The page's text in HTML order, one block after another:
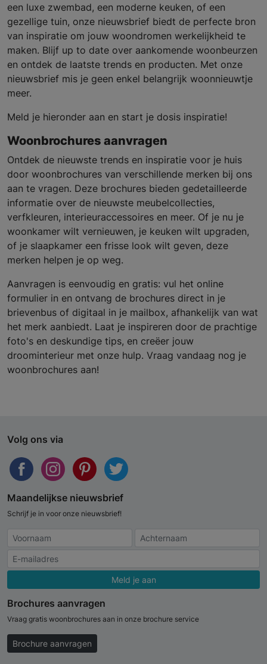
een luxe zwembad, een moderne keuken, of een
gezellige tuin, onze nieuwsbrief biedt de perfecte bron
van inspiratie om jouw woondromen werkelijkheid te
maken. Blijf up to date over aankomende woonbeurzen
en ontdek de laatste trends en producten. Met onze
nieuwsbrief mis je geen enkel belangrijk woonnieuwtje
meer.
Meld je hieronder aan en start je dosis inspiratie!
Woonbrochures aanvragen
Ontdek de nieuwste trends en inspiratie voor je huis
door woonbrochures van verschillende merken bij ons
aan te vragen. Deze brochures bieden gedetailleerde
informatie over de nieuwste meubelcollecties,
verfkleuren, interieuraccessoires en meer. Of je nu je
woonkamer wilt vernieuwen, je keuken wilt upgraden,
of je slaapkamer een frisse look wilt geven, deze
merken helpen je op weg.
Aanvragen is eenvoudig en gratis: vul het online
formulier in en ontvang de brochures direct in je
brievenbus of digitaal in je mailbox, afhankelijk van wat
het merk aanbiedt. Laat je inspireren door de prachtige
foto's en deskundige tips, en creëer jouw
droominterieur met onze hulp. Vraag vandaag nog je
woonbrochures aan!
Volg ons via
Maandelijkse nieuwsbrief
Schrijf je in voor onze nieuwsbrief!
Meld je aan
Brochures aanvragen
Vraag gratis woonbrochures aan in onze brochure service
Brochure aanvragen